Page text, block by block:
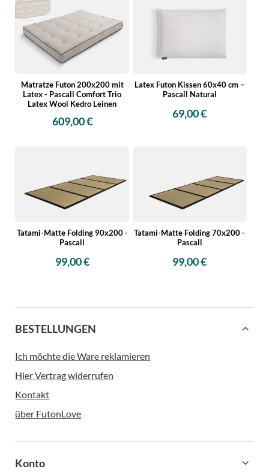
Matratze Futon 200x200 mit
Latex - Pascall Comfort Trio
Latex Wool Kedro Leinen
609,00 €
Latex Futon Kissen 60x40 cm –
Pascall Natural
69,00 €
Tatami-Matte Folding 90x200 -
Pascall
99,00 €
Tatami-Matte Folding 70x200 -
Pascall
99,00 €
BESTELLUNGEN
Ich möchte die Ware reklamieren
Hier Vertrag widerrufen
Kontakt
über FutonLove
Konto